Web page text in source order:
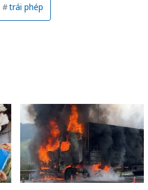
trái phép